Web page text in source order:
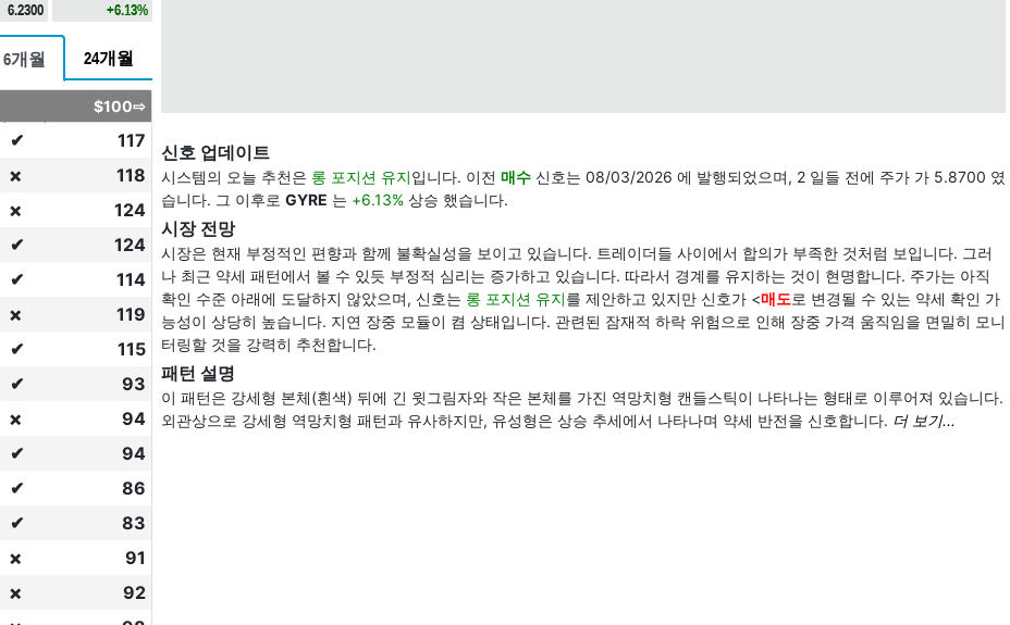
6.2300 +6.13%
6개월 24개월
$100⇨
✔
117
❌
118
❌
124
✔
124
✔
114
❌
119
✔
115
✔
93
❌
94
✔
94
✔
86
✔
83
❌
91
❌
92
신호 업데이트
시스템의 오늘 추천은 롱 포지션 유지입니다. 이전 매수 신호는 08/03/2026 에 발행되었으며, 2 일들 전에 주가 가 5.8700 였
습니다. 그 이후로 GYRE 는 +6.13% 상승 했습니다.
시장 전망
시장은 현재 부정적인 편향과 함께 불확실성을 보이고 있습니다. 트레이더들 사이에서 합의가 부족한 것처럼 보입니다. 그러
나 최근 약세 패턴에서 볼 수 있듯 부정적 심리는 증가하고 있습니다. 따라서 경계를 유지하는 것이 현명합니다. 주가는 아직
확인 수준 아래에 도달하지 않았으며, 신호는 롱 포지션 유지를 제안하고 있지만 신호가 <매도로 변경될 수 있는 약세 확인 가
능성이 상당히 높습니다. 지연 장중 모듈이 켬 상태입니다. 관련된 잠재적 하락 위험으로 인해 장중 가격 움직임을 면밀히 모니
터링할 것을 강력히 추천합니다.
패턴 설명
이 패턴은 강세형 본체(흰색) 뒤에 긴 윗그림자와 작은 본체를 가진 역망치형 캔들스틱이 나타나는 형태로 이루어져 있습니다.
외관상으로 강세형 역망치형 패턴과 유사하지만, 유성형은 상승 추세에서 나타나며 약세 반전을 신호합니다. 더 보기...